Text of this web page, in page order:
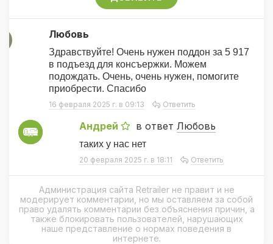
Любовь
Здравствуйте! Очень нужен поддон за 5 917
в подъезд для консъержки. Можем
подождать. Очень, очень нужен, помогите
приобрести. Спасибо
16 февраля 2025 г. в 09:13 Ответить
А Андрей в ответ Любовь
таких у нас нет
20 февраля 2025 г. в 18:11 Ответить
Администрация сайта Retrailer не правит и не
модерирует комментарии, но мы оставляем за собой
право удалять комментарии без объяснения причин, а
также блокировать пользователей, нарушающих
наше представление о нормах поведения в
интернете.